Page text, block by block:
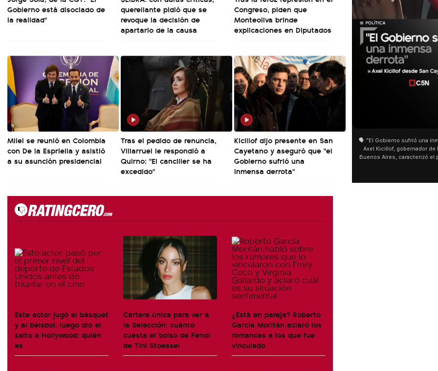
Gobierno está disociado de
la realidad"
querellante pidió que se
revoque la decisión de
apartarlo de la causa
Congreso, piden que
Monteoliva brinde
explicaciones en Diputados
Milei se reunió en Colombia
con De la Espriella y asistió
a su asunción presidencial
Tras el pedido de renuncia,
Villarruel le respondió a
Quirno: "El canciller se ha
excedido"
Kicillof dijo presente en San
Cayetano y aseguró que "el
Gobierno sufrió una
inmensa derrota"
Este actor jugó al básquet
y al béisbol, luego dio el
salto a Hollywood: quién
es
Cartera única para ver a
la Selección: cuánto
cuesta el bolso de Fendi
de Tini Stoessel
¿Está en pareja? Roberto
García Moritán aclaró los
romances a los que fue
vinculado
01:05
🗣️ "El Gobierno sufrió una inmensa derrota" 🎙️
Axel Kicillof, gobernador de la Provincia de
Buenos Aires, caracterizó el proyecto de Ley
de Inviolabilidad de la Propiedad Privada
como "una lista sábana con temas nefastos"
y destacó "la movilización popular". 📌 La
San
miles
de
agua y
últimos